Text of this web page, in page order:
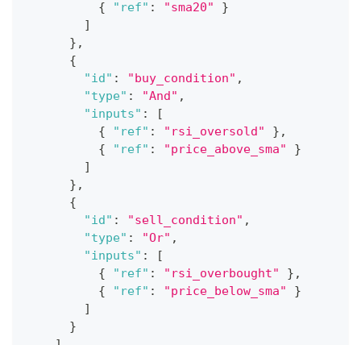
{
"ref" : "sma20"
}
]
} ,
{
"id" : "buy_condition" ,
"type" : "And" ,
"inputs" :
[
{
"ref" : "rsi_oversold" } ,
{
"ref" : "price_above_sma"
}
]
} ,
{
"id" : "sell_condition" ,
"type" : "Or" ,
"inputs" :
[
{
"ref" : "rsi_overbought" } ,
{
"ref" : "price_below_sma"
}
]
}